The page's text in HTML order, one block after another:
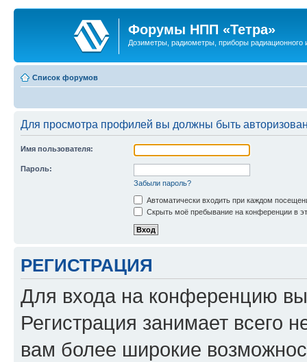
Форумы НПП «Тетра»
Дозиметры, радиометры, приборы радиационного
Список форумов
Для просмотра профилей вы должны быть
Имя пользователя:
Пароль:
Забыли пароль?
Автоматически входить при каждом
Скрыть моё пребывание на конференции в
РЕГИСТРАЦИЯ
Для входа на конференцию
Регистрация занимает всего
вам более широкие